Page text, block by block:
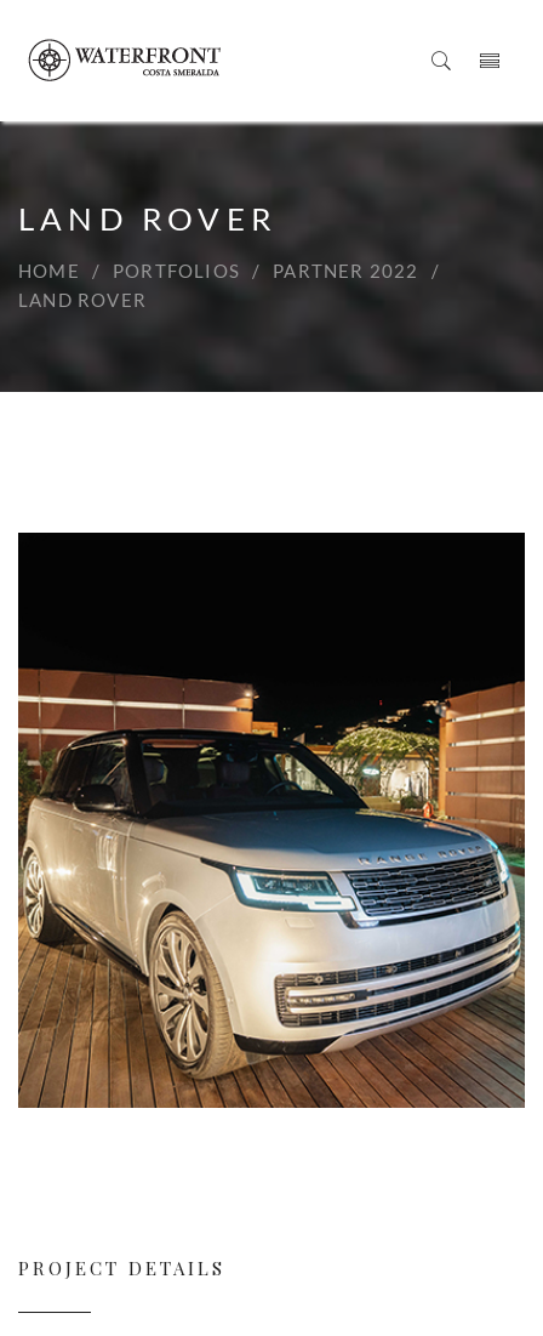
LAND ROVER
HOME PORTFOLIOS
PARTNER 2022
LAND ROVER
PROJECT DETAILS